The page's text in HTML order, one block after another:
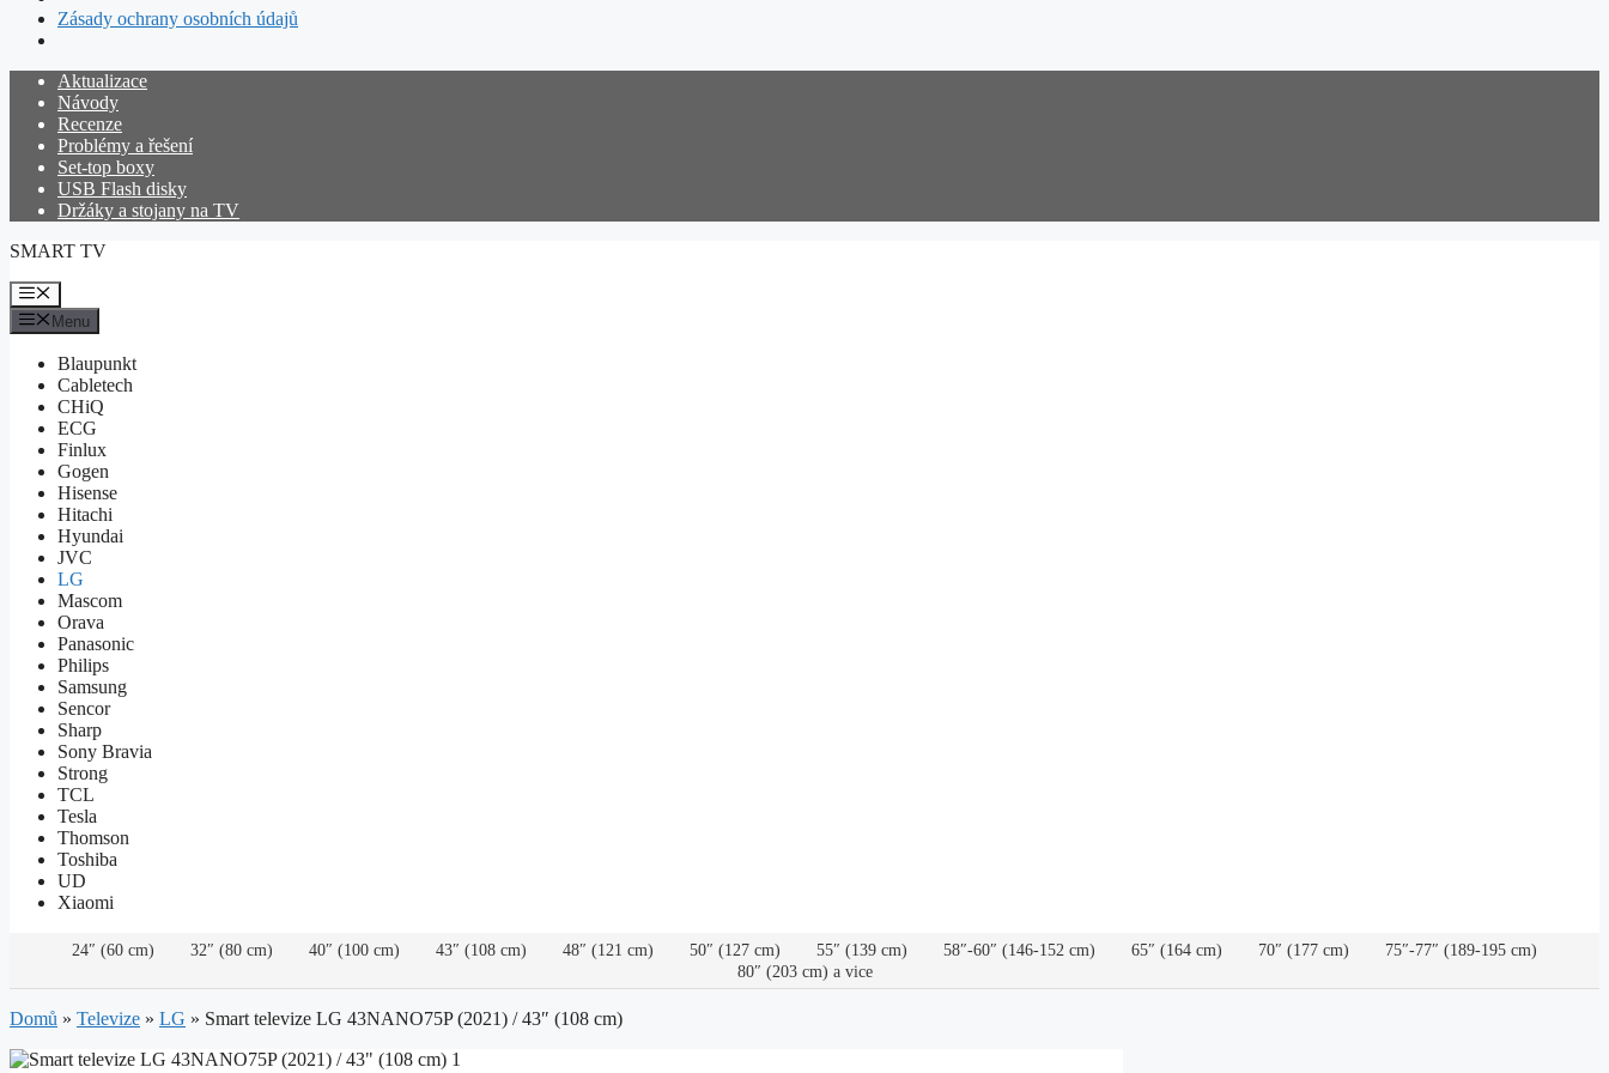
Zásady ochrany osobních údajů
Přeskočit
obsah
Aktualizace
Návody
Recenze
Problémy a řešení
Set-top boxy
USB Flash disky
Držáky a stojany na TV
SMART TV
Menu
Menu
Blaupunkt
Cabletech
CHiQ
ECG
Finlux
Gogen
Hisense
Hitachi
Hyundai
JVC
LG
Mascom
Orava
Panasonic
Philips
Samsung
Sencor
Sharp
Sony Bravia
Strong
TCL
Tesla
Thomson
Toshiba
UD
Xiaomi
24″ (60 cm) 32″ (80 cm) 40″ (100 cm) 43″ (108 cm) 48″ (121 cm) 50″ (127 cm) 55″ (139 cm) 58″-60″ (146-152 cm) 65″ (164 cm) 70″ (177 cm)
75″-77″ (189-195 cm)
80″ (203 cm) a vice
Domů » Televize » LG » Smart televize LG 43NANO75P (2021) / 43″ (108 cm)